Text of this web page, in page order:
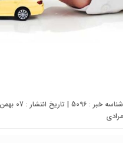
شناسه خبر : 5096 | تاریخ انتشار : 07 بهمن 1403 - 15:13 | ارسال توسط :
مرادی